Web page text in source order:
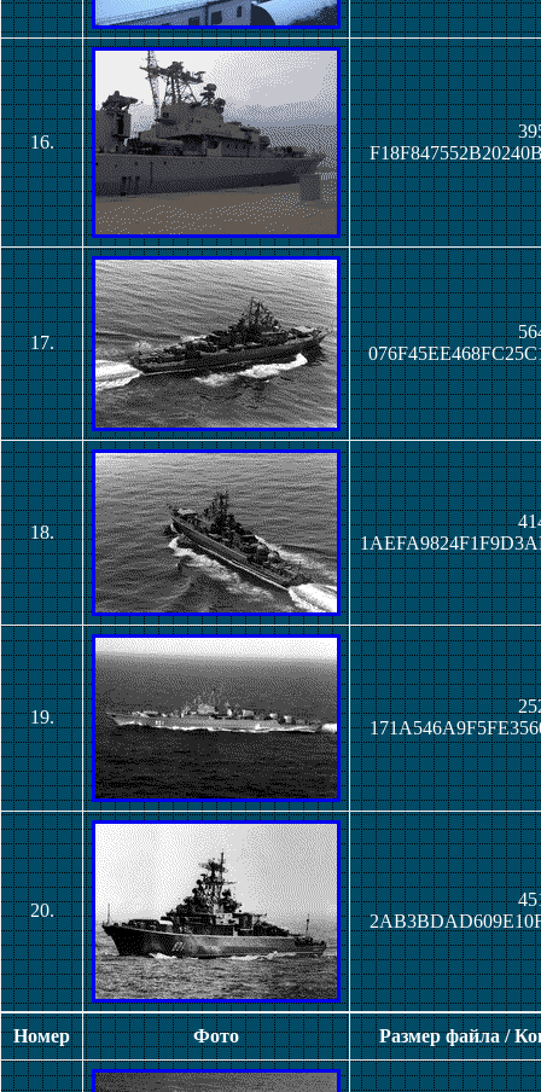
16.
17.
18.
19.
20.
Номер Фото Размер файла /